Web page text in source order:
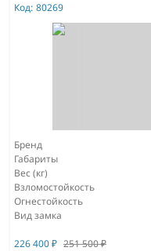
Код: 80269
Бренд
Габариты
Вес (кг)
Взломостойкость
Огнестойкость
Вид замка
226 400₽ 251 500₽